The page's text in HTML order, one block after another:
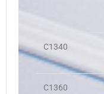
C1340
C1360